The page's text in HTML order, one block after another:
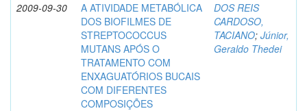
2009-09-30
A ATIVIDADE METABÓLICA
DOS BIOFILMES DE
STREPTOCOCCUS
MUTANS APÓS O
TRATAMENTO COM
ENXAGUATÓRIOS BUCAIS
COM DIFERENTES
COMPOSIÇÕES
DOS REIS
CARDOSO,
TACIANO; Júnior,
Geraldo Thedei